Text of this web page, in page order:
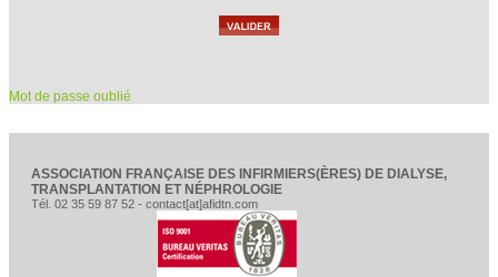
Mot de passe oublié
ASSOCIATION FRANÇAISE DES INFIRMIERS(ÈRES) DE DIALYSE,
TRANSPLANTATION ET NÉPHROLOGIE
Tél. 02 35 59 87 52 - contact[at]afidtn.com